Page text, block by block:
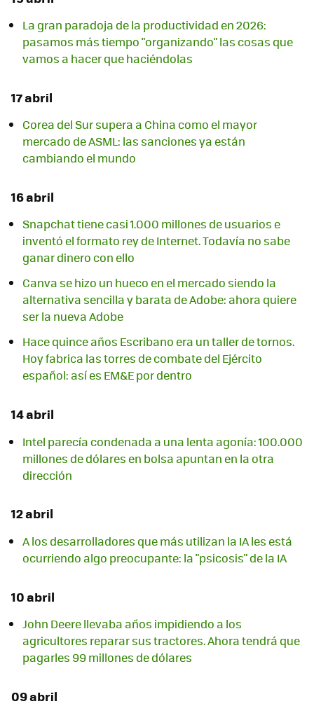
La gran paradoja de la productividad en 2026:
pasamos más tiempo "organizando" las cosas que
vamos a hacer que haciéndolas
17 abril
Corea del Sur supera a China como el mayor
mercado de ASML: las sanciones ya están
cambiando el mundo
16 abril
Snapchat tiene casi 1.000 millones de usuarios e
inventó el formato rey de Internet. Todavía no sabe
ganar dinero con ello
Canva se hizo un hueco en el mercado siendo la
alternativa sencilla y barata de Adobe: ahora quiere
ser la nueva Adobe
Hace quince años Escribano era un taller de tornos.
Hoy fabrica las torres de combate del Ejército
español: así es EM&E por dentro
14 abril
Intel parecía condenada a una lenta agonía: 100.000
millones de dólares en bolsa apuntan en la otra
dirección
12 abril
A los desarrolladores que más utilizan la IA les está
ocurriendo algo preocupante: la "psicosis" de la IA
10 abril
John Deere llevaba años impidiendo a los
agricultores reparar sus tractores. Ahora tendrá que
pagarles 99 millones de dólares
09 abril